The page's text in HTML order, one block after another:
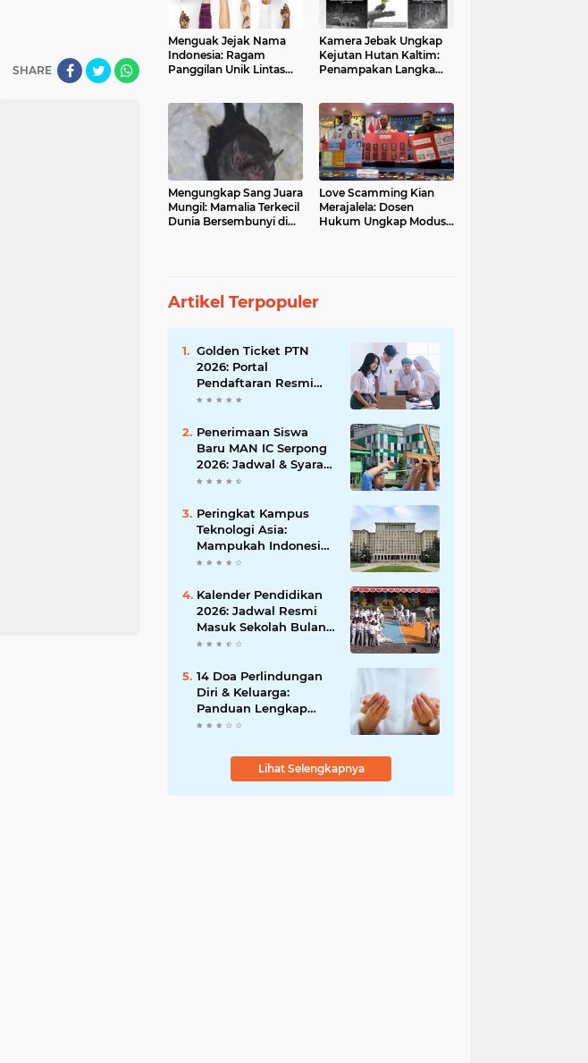
SHARE
Menguak Jejak Nama
Indonesia: Ragam
Panggilan Unik Lintas
Kamera Jebak Ungkap
Kejutan Hutan Kaltim:
Penampakan Langka
Mengungkap Sang Juara
Mungil: Mamalia Terkecil
Dunia Bersembunyi di
Love Scamming Kian
Merajalela: Dosen
Hukum Ungkap Modus
Artikel Terpopuler
Golden Ticket PTN
2026: Portal
Pendaftaran Resmi
Dibuka, Raih
Penerimaan Siswa
Baru MAN IC Serpong
2026: Jadwal & Syarat
Lengkap Pendaftaran
Peringkat Kampus
Teknologi Asia:
Mampukah Indonesia
Menembus Top 10
Kalender Pendidikan
2026: Jadwal Resmi
Masuk Sekolah Bulan
Januari di Berbagai
14 Doa Perlindungan
Diri & Keluarga:
Panduan Lengkap
Arab, Latin, dan Arti
Lihat Selengkapnya